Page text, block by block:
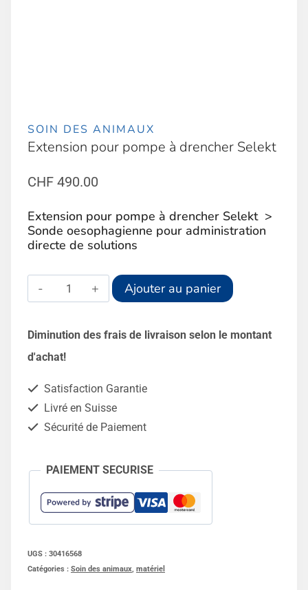
SOIN DES ANIMAUX
Extension pour pompe à drencher Selekt
CHF 490.00
Extension pour pompe à drencher Selekt >
Sonde oesophagienne pour administration
directe de solutions
quantité
Extension
pour
à
Ajouter au panier
Diminution des frais de livraison selon le montant
d'achat!
Satisfaction Garantie
Livré en Suisse
Sécurité de Paiement
PAIEMENT SECURISE
UGS : 30416568
Catégories : Soin des animaux, matériel